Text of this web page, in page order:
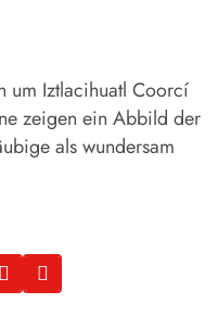
um Iztlacihuatl Coorcí
zeigen ein Abbild der
als wundersam